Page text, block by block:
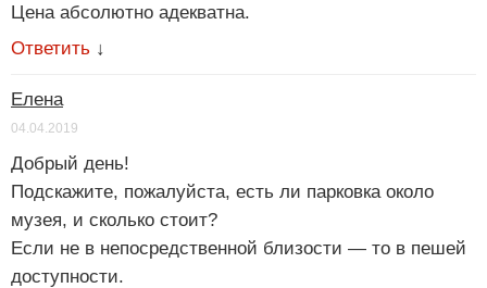
Цена абсолютно адекватна.
Ответить ↓
Елена
04.04.2019
Добрый день!
Подскажите, пожалуйста, есть ли парковка около
музея, и сколько стоит?
Если не в непосредственной близости — то в пешей
доступности.